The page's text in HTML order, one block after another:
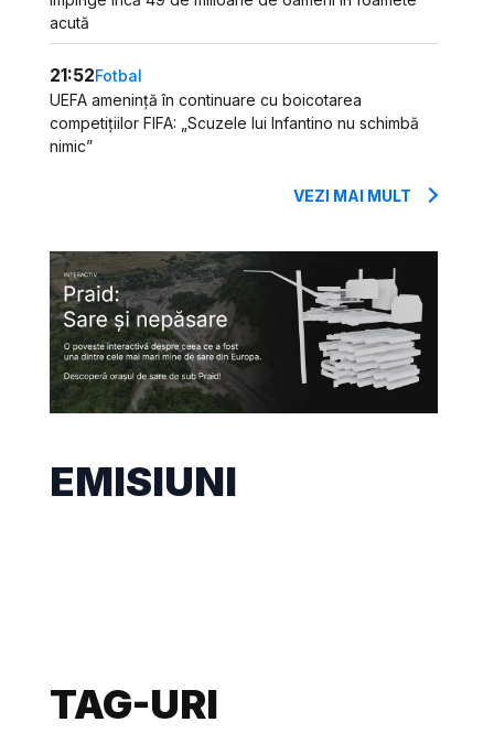
acută
21:52Fotbal
UEFA amenință în continuare cu boicotarea
competițiilor FIFA: „Scuzele lui Infantino nu schimbă
nimic”
VEZI MAI MULT
EMISIUNI
TAG-URI